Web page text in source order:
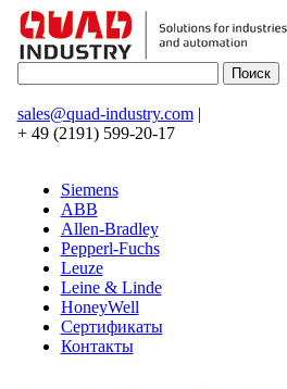
sales@quad-industry.com|
+ 49 (2191) 599-20-17
Siemens
ABB
Allen-Bradley
Pepperl-Fuchs
Leuze
Leine & Linde
HoneyWell
Сертификаты
Контакты